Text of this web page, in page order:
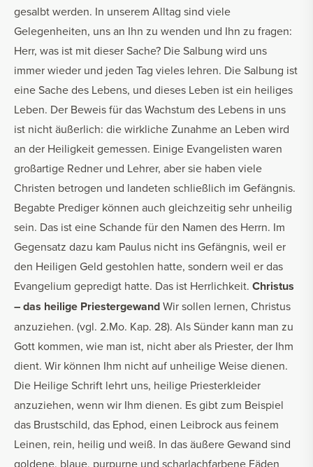
gesalbt werden. In unserem Alltag sind viele
Gelegenheiten, uns an Ihn zu wenden und Ihn zu fragen:
Herr, was ist mit dieser Sache? Die Salbung wird uns
immer wieder und jeden Tag vieles lehren. Die Salbung ist
eine Sache des Lebens, und dieses Leben ist ein heiliges
Leben. Der Beweis für das Wachstum des Lebens in uns
ist nicht äußerlich: die wirkliche Zunahme an Leben wird
an der Heiligkeit gemessen. Einige Evangelisten waren
großartige Redner und Lehrer, aber sie haben viele
Christen betrogen und landeten schließlich im Gefängnis.
Begabte Prediger können auch gleichzeitig sehr unheilig
sein. Das ist eine Schande für den Namen des Herrn. Im
Gegensatz dazu kam Paulus nicht ins Gefängnis, weil er
den Heiligen Geld gestohlen hatte, sondern weil er das
Evangelium gepredigt hatte. Das ist Herrlichkeit. Christus
– das heilige PriestergewandWir sollen lernen, Christus
anzuziehen. (vgl. 2.Mo. Kap. 28). Als Sünder kann man zu
Gott kommen, wie man ist, nicht aber als Priester, der Ihm
dient. Wir können Ihm nicht auf unheilige Weise dienen.
Die Heilige Schrift lehrt uns, heilige Priesterkleider
anzuziehen, wenn wir Ihm dienen. Es gibt zum Beispiel
das Brustschild, das Ephod, einen Leibrock aus feinem
Leinen, rein, heilig und weiß. In das äußere Gewand sind
goldene, blaue, purpurne und scharlachfarbene Fäden